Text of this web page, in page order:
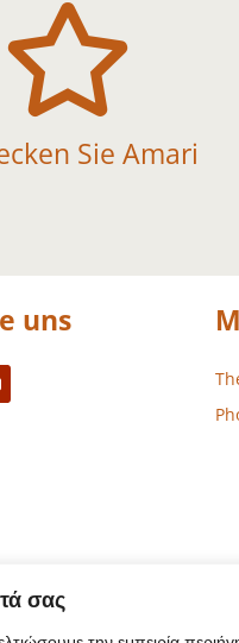
σας

Sie Amari
uns